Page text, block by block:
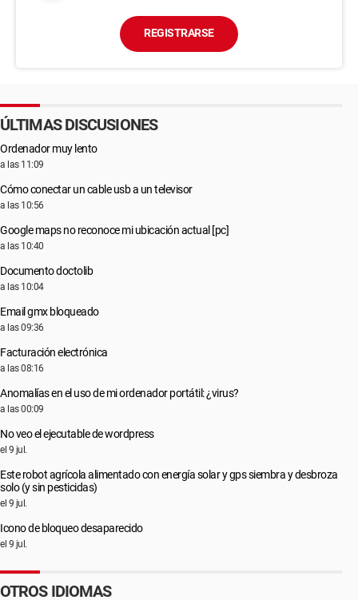
REGISTRARSE
ÚLTIMAS DISCUSIONES
Ordenador muy lento
a las 11:09
Cómo conectar un cable usb a un televisor
a las 10:56
Google maps no reconoce mi ubicación actual [pc]
a las 10:40
Documento doctolib
a las 10:04
Email gmx bloqueado
a las 09:36
Facturación electrónica
a las 08:16
Anomalías en el uso de mi ordenador portátil: ¿virus?
a las 00:09
No veo el ejecutable de wordpress
el 9 jul.
Este robot agrícola alimentado con energía solar y gps siembra y desbroza
solo (y sin pesticidas)
el 9 jul.
Icono de bloqueo desaparecido
el 9 jul.
OTROS IDIOMAS